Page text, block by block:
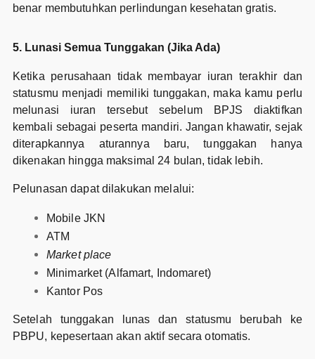
benar membutuhkan perlindungan kesehatan gratis.
5. Lunasi Semua Tunggakan (Jika Ada)
Ketika perusahaan tidak membayar iuran terakhir dan
statusmu menjadi memiliki tunggakan, maka kamu perlu
melunasi iuran tersebut sebelum BPJS diaktifkan
kembali sebagai peserta mandiri. Jangan khawatir, sejak
diterapkannya aturannya baru, tunggakan hanya
dikenakan hingga maksimal 24 bulan, tidak lebih.
Pelunasan dapat dilakukan melalui:
Mobile JKN
ATM
Market place
Minimarket (Alfamart, Indomaret)
Kantor Pos
Setelah tunggakan lunas dan statusmu berubah ke
PBPU, kepesertaan akan aktif secara otomatis.